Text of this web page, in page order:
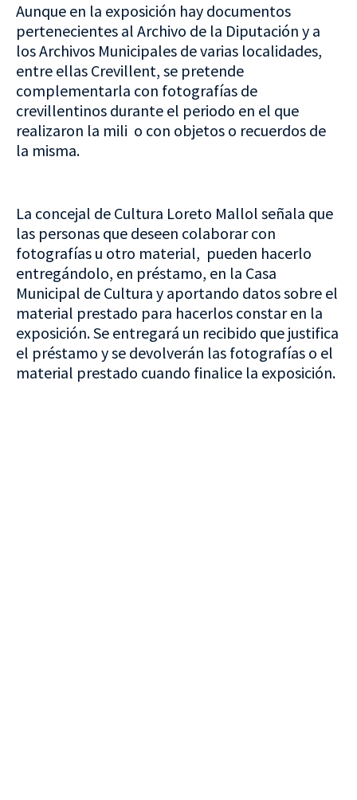
Aunque en la exposición hay documentos
pertenecientes al Archivo de la Diputación y a
los Archivos Municipales de varias localidades,
entre ellas Crevillent, se pretende
complementarla con fotografías de
crevillentinos durante el periodo en el que
realizaron la mili o con objetos o recuerdos de
la misma.
La concejal de Cultura Loreto Mallol señala que
las personas que deseen colaborar con
fotografías u otro material, pueden hacerlo
entregándolo, en préstamo, en la Casa
Municipal de Cultura y aportando datos sobre el
material prestado para hacerlos constar en la
exposición. Se entregará un recibido que justifica
el préstamo y se devolverán las fotografías o el
material prestado cuando finalice la exposición.